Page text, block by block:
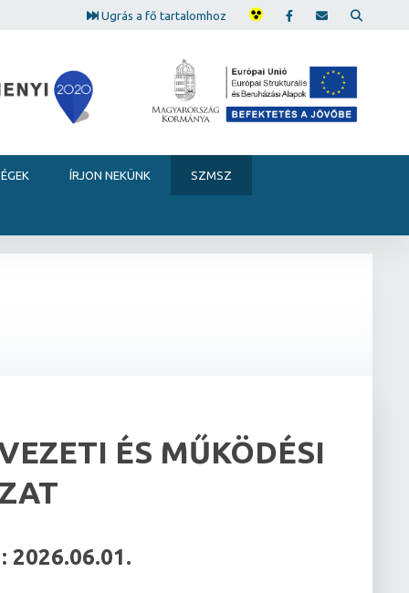
Ugrás a fő tartalomhoz
ÍRJON NEKÜNK SZMSZ
ÉS MŰKÖDÉSI
2026.06.01.